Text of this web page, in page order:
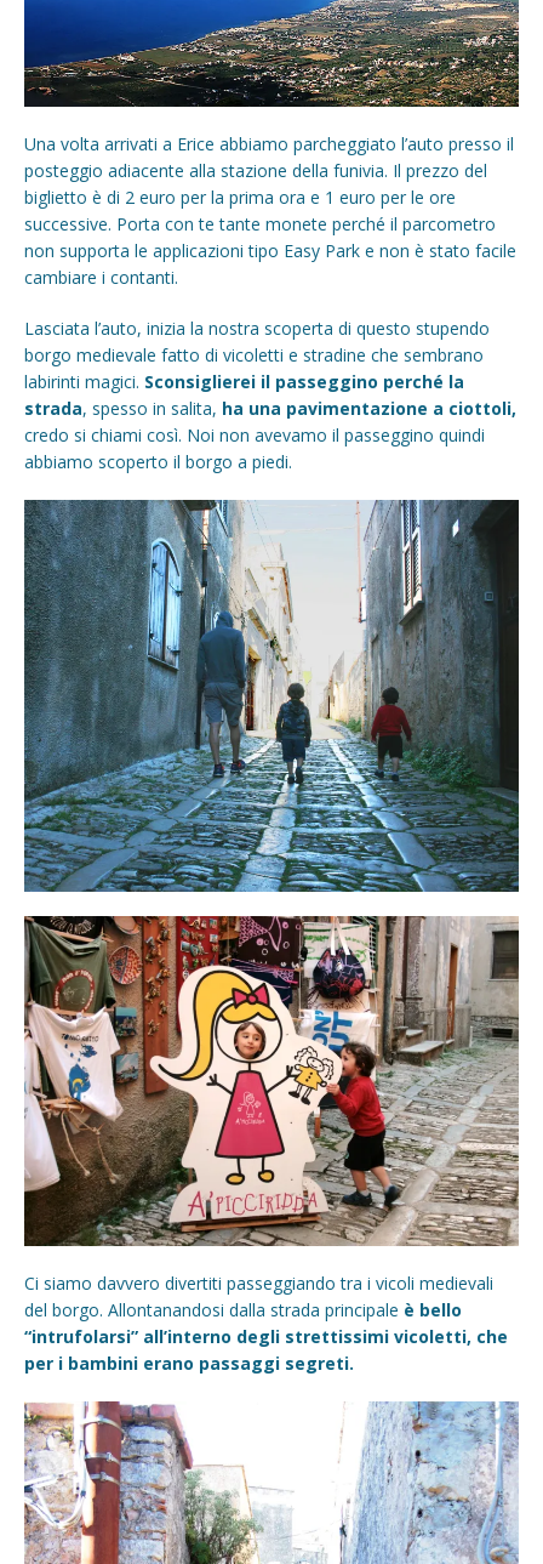
Una volta arrivati a Erice abbiamo parcheggiato l’auto presso il
posteggio adiacente alla stazione della funivia. Il prezzo del
biglietto è di 2 euro per la prima ora e 1 euro per le ore
successive. Porta con te tante monete perché il parcometro
non supporta le applicazioni tipo Easy Park e non è stato facile
cambiare i contanti.
Lasciata l’auto, inizia la nostra scoperta di questo stupendo
borgo medievale fatto di vicoletti e stradine che sembrano
labirinti magici. Sconsiglierei il passeggino perché la
strada, spesso in salita, ha una pavimentazione a ciottoli,
credo si chiami così. Noi non avevamo il passeggino quindi
abbiamo scoperto il borgo a piedi.
Ci siamo davvero divertiti passeggiando tra i vicoli medievali
del borgo. Allontanandosi dalla strada principale è bello
“intrufolarsi” all’interno degli strettissimi vicoletti, che
per i bambini erano passaggi segreti.